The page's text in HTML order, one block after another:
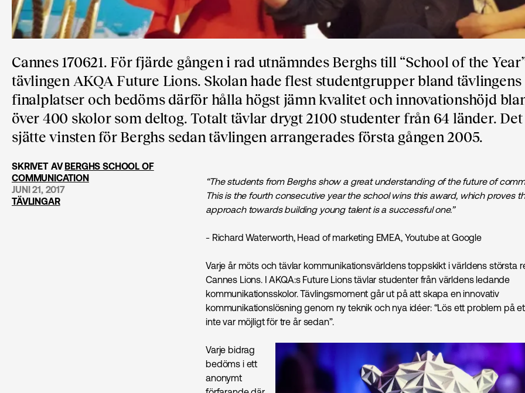
Cannes 170621. För fjärde gången i rad utnämndes Berghs till “School of the
tävlingen AKQA Future Lions. Skolan hade flest studentgrupper bland tävlingens
finalplatser och bedöms därför hålla högst jämn kvalitet och innovationshöjd
över 400 skolor som deltog. Totalt tävlar drygt 2100 studenter från 64 länder.
sjätte vinsten för Berghs sedan tävlingen arrangerades första gången 2005.
SKRIVET AVBERGHS SCHOOL OF
COMMUNICATION
JUNI 21, 2017
TÄVLINGAR
“The students from Berghs show a great understanding of the future of
This is the fourth consecutive year the school wins this award, which proves
approach towards building young talent is a successful one.”
- Richard Waterworth, Head of marketing EMEA, Youtube at Google
Varje år möts och tävlar kommunikationsvärldens toppskikt i världens största
Cannes Lions. I AKQA:s Future Lions tävlar studenter från världens ledande
kommunikationsskolor. Tävlingsmoment går ut på att skapa en innovativ
kommunikationslösning genom ny teknik och nya idéer: “Lös ett problem på
inte var möjligt för tre år sedan”.
Varje bidrag
bedöms i ett
anonymt